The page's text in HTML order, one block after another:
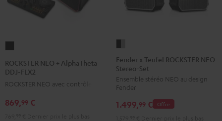
+
AlphaTheta
FLX2
ROCKSTER NEO + AlphaTheta
DDJ-FLX2
ROCKSTER NEO avec contrôleur DJ
869,99 €
Teufel
ROCKSTER
NEO
Stereo-
Fender x Teufel ROCKSTER NEO
Stereo-Set
Ensemble stéréo NEO au design
Fender
Offre
1.499,99 €